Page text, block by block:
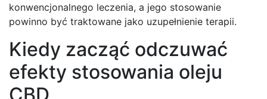
konwencjonalnego leczenia, a jego stosowanie
powinno być traktowane jako uzupełnienie terapii.
Kiedy zacząć odczuwać
efekty stosowania oleju
CBD